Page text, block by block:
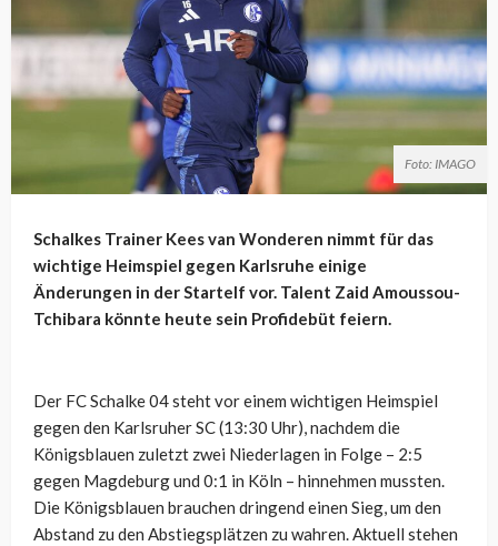
Foto: IMAGO
Schalkes Trainer Kees van Wonderen nimmt für das
wichtige Heimspiel gegen Karlsruhe einige
Änderungen in der Startelf vor. Talent Zaid Amoussou-
Tchibara könnte heute sein Profidebüt feiern.
Der FC Schalke 04 steht vor einem wichtigen Heimspiel
gegen den Karlsruher SC (13:30 Uhr), nachdem die
Königsblauen zuletzt zwei Niederlagen in Folge – 2:5
gegen Magdeburg und 0:1 in Köln – hinnehmen mussten.
Die Königsblauen brauchen dringend einen Sieg, um den
Abstand zu den Abstiegsplätzen zu wahren. Aktuell stehen